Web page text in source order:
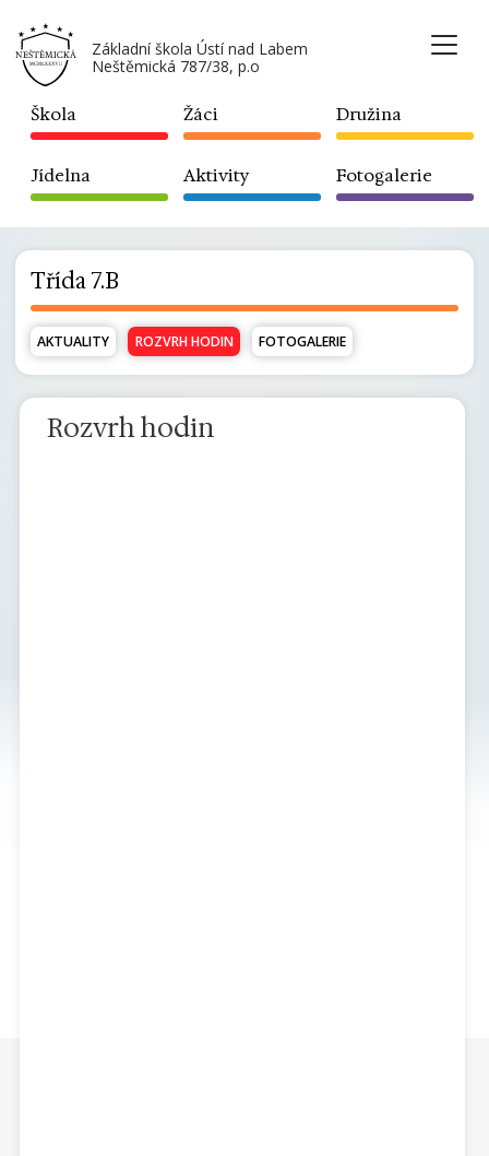
Základní škola Ústí nad Labem
Neštěmická 787/38, p.o
Škola Žáci Družina
Jídelna Aktivity Fotogalerie
Třída 7.B
AKTUALITY ROZVRH HODIN FOTOGALERIE
Rozvrh hodin